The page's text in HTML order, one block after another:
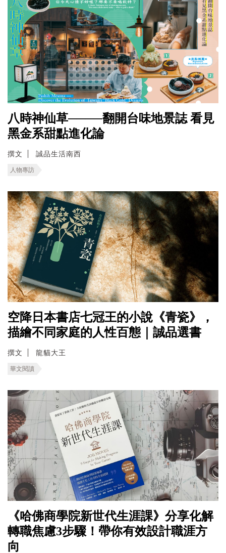
八時神仙草────翻開台味地景誌 看見
黑金系甜點進化論
撰文 誠品生活南西
人物專訪
空降日本書店七冠王的小說《青瓷》，
描繪不同家庭的人性百態｜誠品選書
撰文 龍貓大王
華文閱讀
《哈佛商學院新世代生涯課》分享化解
轉職焦慮3步驟！帶你有效設計職涯方
向